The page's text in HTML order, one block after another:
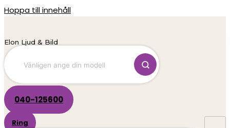
Hoppa till innehåll
Elon Ljud & Bild
040-125600
Ring